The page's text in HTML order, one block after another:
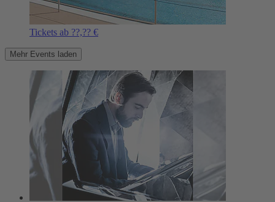
Tickets ab ??,?? €
Mehr Events laden